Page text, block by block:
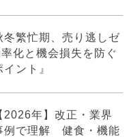
冬繁忙期、売り逃しゼ
化と機会損失を防ぐ
ント』
2026年】改正・業界
例で理解 健食・機能